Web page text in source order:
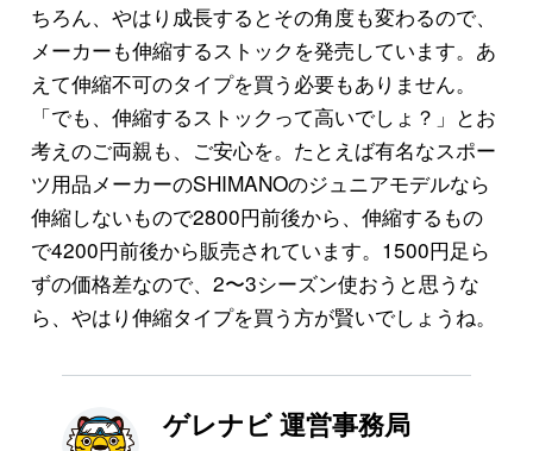
ちろん、やはり成長するとその角度も変わるので、
メーカーも伸縮するストックを発売しています。あ
えて伸縮不可のタイプを買う必要もありません。
「でも、伸縮するストックって高いでしょ？」とお
考えのご両親も、ご安心を。たとえば有名なスポー
ツ用品メーカーのSHIMANOのジュニアモデルなら
伸縮しないもので2800円前後から、伸縮するもの
で4200円前後から販売されています。1500円足ら
ずの価格差なので、2〜3シーズン使おうと思うな
ら、やはり伸縮タイプを買う方が賢いでしょうね。
ゲレナビ 運営事務局